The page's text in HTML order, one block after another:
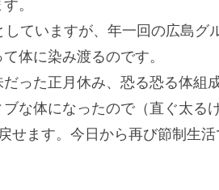
。
ていますが、年一回の広島グ
体に染み渡るのです。
った正月休み、恐る恐る体組
な体になったので（直ぐ太る
せます。今日から再び節制生活